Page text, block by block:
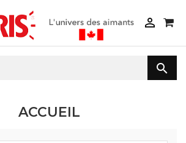


ACCUEIL